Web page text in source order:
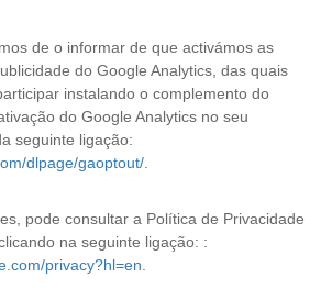
de o informar de que activámos as
do Google Analytics, das quais
instalando o complemento do
do Google Analytics no seu
seguinte ligação:
dlpage/gaoptout/
pode consultar a Política de Privacidade
na seguinte ligação: :
privacy?hl=en